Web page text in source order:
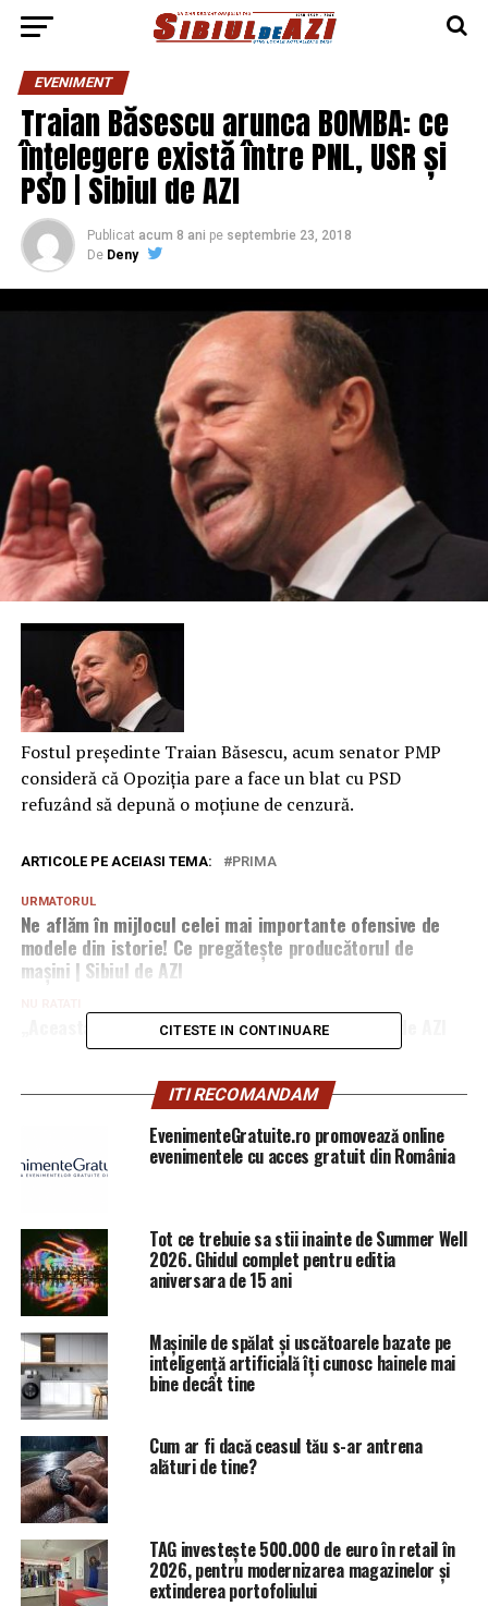
EVENIMENT
Traian Băsescu arunca BOMBA: ce
înțelegere există între PNL, USR și
PSD | Sibiul de AZI
Publicat acum 8 ani pe septembrie 23, 2018
De Deny
Fostul preşedinte Traian Băsescu, acum senator PMP
consideră că Opoziţia pare a face un blat cu PSD
refuzând să depună o moţiune de cenzură.
ARTICOLE PE ACEIASI TEMA: PRIMA
URMATORUL
Ne aflăm în mijlocul celei mai importante ofensive de
modele din istorie! Ce pregătește producătorul de
mașini | Sibiul de AZI
„Aceasta este cea mai mare problemă!” | Sibiul de AZI
CITESTE IN CONTINUARE
ITI RECOMANDAM
EvenimenteGratuite.ro promovează online
evenimentele cu acces gratuit din România
Tot ce trebuie sa stii inainte de Summer Well
2026. Ghidul complet pentru editia
aniversara de 15 ani
Mașinile de spălat și uscătoarele bazate pe
inteligență artificială îți cunosc hainele mai
bine decât tine
Cum ar fi dacă ceasul tău s-ar antrena
alături de tine?
TAG investește 500.000 de euro în retail în
2026, pentru modernizarea magazinelor și
extinderea portofoliului